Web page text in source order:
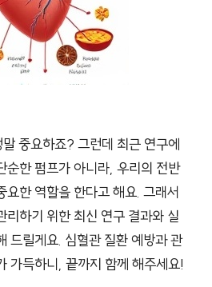
중요하죠? 그런데 최근 연구에
순한 펌프가 아니라, 우리의 전반
요한 역할을 한다고 해요. 그래서
리하기 위한 최신 연구 결과와 실
드릴게요. 심혈관 질환 예방과 관
가득하니, 끝까지 함께 해주세요!